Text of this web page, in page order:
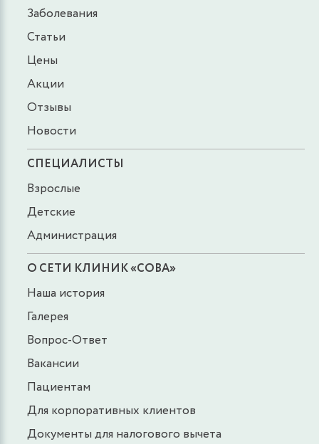
Заболевания
Статьи
Цены
Акции
Отзывы
Новости
СПЕЦИАЛИСТЫ
Взрослые
Детские
Администрация
О СЕТИ КЛИНИК «СОВА»
Наша история
Галерея
Вопрос-Ответ
Вакансии
Пациентам
Для корпоративных клиентов
Документы для налогового вычета